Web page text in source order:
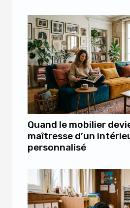
Quand le mobilier
maîtresse d’un
personnalisé